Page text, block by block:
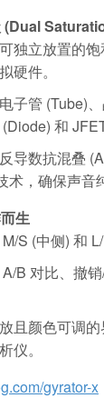
(Dual
独立放置的
硬件。
子管 (Tube)
和
导数抗混叠
术，确保声音
生
S (中侧) 和 L/
B 对比、撤
且颜色可调
仪。
gyrator-x